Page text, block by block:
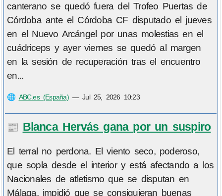
canterano se quedó fuera del Trofeo Puertas de
Córdoba ante el Córdoba CF disputado el jueves
en el Nuevo Arcángel por unas molestias en el
cuádriceps y ayer viernes se quedó al margen
en la sesión de recuperación tras el encuentro
en...
🌐 ABC.es (España)—Jul 25, 2026 10:23
📰 Blanca Hervás gana por un suspiro
El terral no perdona. El viento seco, poderoso,
que sopla desde el interior y está afectando a los
Nacionales de atletismo que se disputan en
Málaga, impidió que se consiguieran buenas